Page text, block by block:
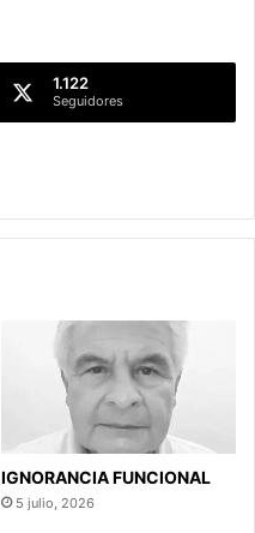
1.122
Seguidores
IGNORANCIA FUNCIONAL
5 julio, 2026